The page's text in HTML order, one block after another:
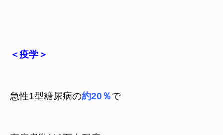
＜疫学＞
急性1型糖尿病の約20％で